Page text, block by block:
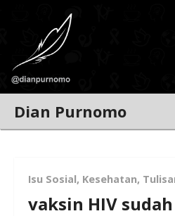
Dian Purnomo
Isu Sosial, Kesehatan,
vaksin HIV